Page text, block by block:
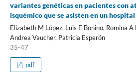
variantes genéticas en pacientes con
isquémico que se asisten en un
Elizabeth M López, Luis E Bonino, Romina
Andrea Vaucher, Patricia Esperón
35-47
pdf